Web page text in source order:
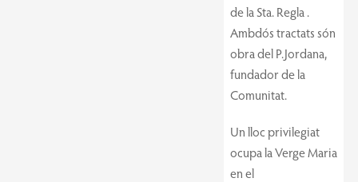
de la Sta. Regla .
Ambdós tractats són
obra del P.Jordana,
fundador de la
Comunitat.
Un lloc privilegiat
ocupa la Verge Maria
en el